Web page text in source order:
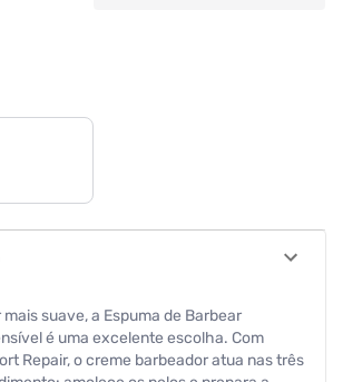
suave, a Espuma de Barbear
é uma excelente escolha. Com
Repair, o creme barbeador atua nas três